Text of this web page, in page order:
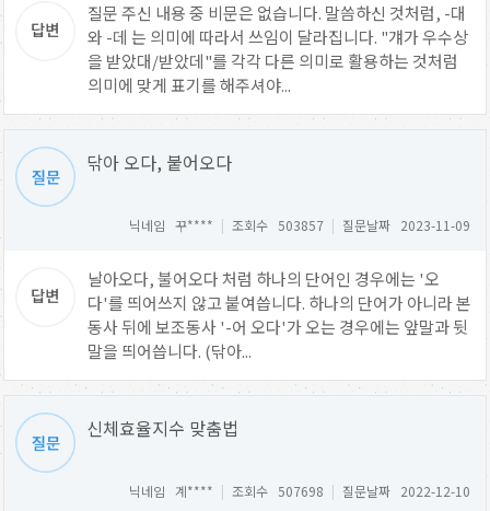
질문 주신 내용 중 비문은 없습니다. 말씀하신 것처럼, -대
와 -데 는 의미에 따라서 쓰임이 달라집니다. "걔가 우수상
을 받았대/받았데"를 각각 다른 의미로 활용하는 것처럼
의미에 맞게 표기를 해주셔야...
닦아 오다, 붙어오다
닉네임 꾸**** | 조회수 503857 | 질문날짜 2023-11-09
날아오다, 불어오다 처럼 하나의 단어인 경우에는 '오
다'를 띄어쓰지 않고 붙여씁니다. 하나의 단어가 아니라 본
동사 뒤에 보조동사 '-어 오다'가 오는 경우에는 앞말과 뒷
말을 띄어씁니다. (닦아...
신체효율지수 맞춤법
닉네임 계**** | 조회수 507698 | 질문날짜 2022-12-10